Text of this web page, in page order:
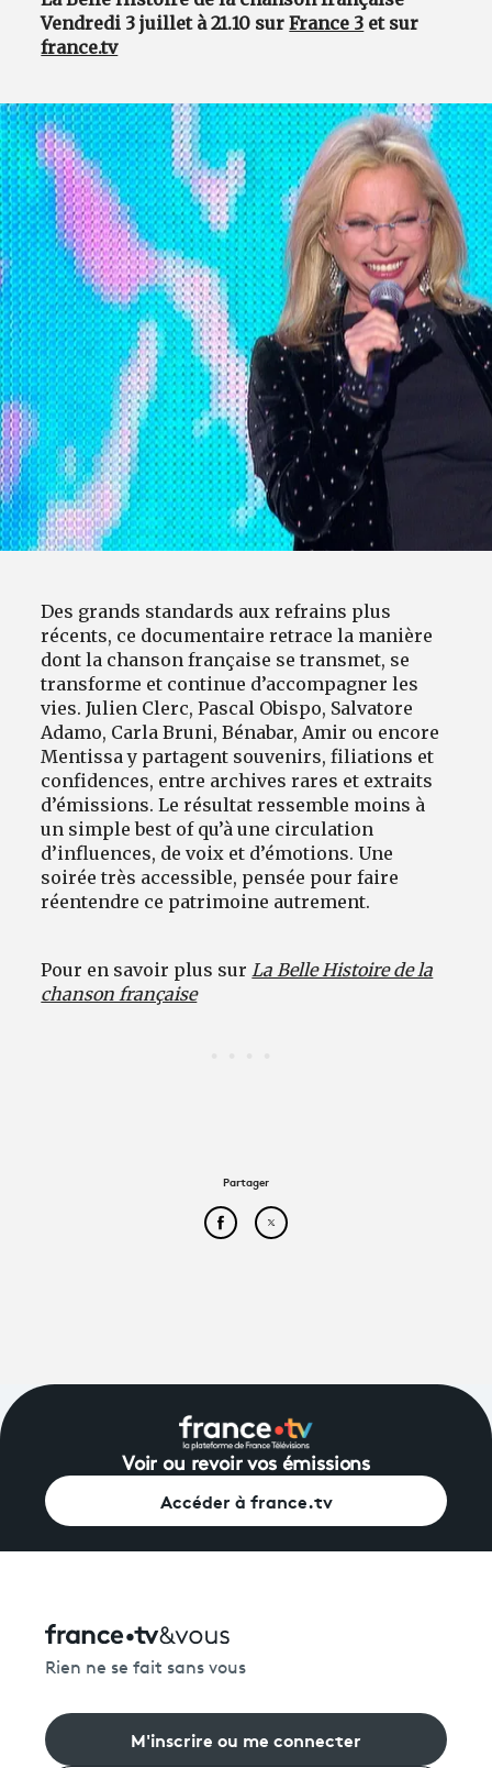
Vendredi 3 juillet à 21.10 surFrance 3 et sur
france.tv
Des grands standards aux refrains plus
récents, ce documentaire retrace la manière
dont la chanson française se transmet, se
transforme et continue d’accompagner les
vies. Julien Clerc, Pascal Obispo, Salvatore
Adamo, Carla Bruni, Bénabar, Amir ou encore
Mentissa y partagent souvenirs, filiations et
confidences, entre archives rares et extraits
d’émissions. Le résultat ressemble moins à
un simple best of qu’à une circulation
d’influences, de voix et d’émotions. Une
soirée très accessible, pensée pour faire
réentendre ce patrimoine autrement.
Pour en savoir plus sur La Belle Histoire de la
chanson française
Partager
Partager cet article sur
Partager cet article sur
Voir ou revoir vos émissions
Accéder à france.tv
Rien ne se fait sans vous
M'inscrire ou me connecter